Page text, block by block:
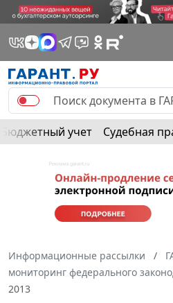
Бюджетный учет Судебная
Информационные рассылки
мониторинг федерального
2013